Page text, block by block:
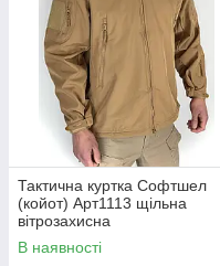
Тактична куртка Софтшел
(койот) Арт1113 щільна
вітрозахисна
водовідштовхувальна на
флісі топ
В наявності